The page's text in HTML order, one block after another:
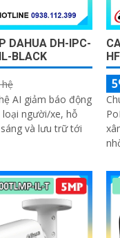
DAHUA DH-IPC-
BLACK
AI giảm báo động
người/xe, hỗ
và lưu trữ tới